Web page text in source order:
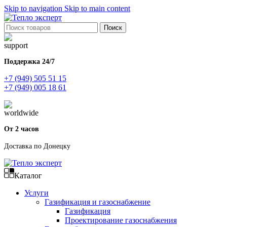
Skip to navigation Skip to main content
Поиск
Поддержка 24/7
+7 (949) 505 51 15
+7 (949) 005 18 61
От 2 часов
Доставка по Донецку
Каталог
Услуги
Газификация и газоснабжение
Газификация
Проектирование газоснабжения